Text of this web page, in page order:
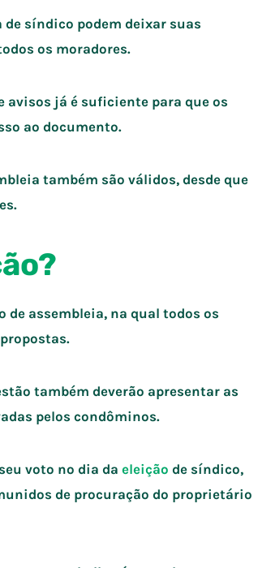
síndico podem deixar suas
os moradores.
avisos já é suficiente para que os
ao documento.
também são válidos, desde que
de assembleia, na qual todos os
também deverão apresentar as
pelos condôminos.
voto no dia da eleição de síndico,
de procuração do proprietário